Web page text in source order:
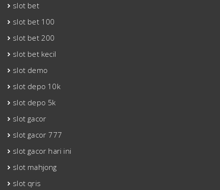
slot bet
slot bet 100
slot bet 200
slot bet kecil
slot demo
slot depo 10k
slot depo 5k
slot gacor
slot gacor 777
slot gacor hari ini
slot mahjong
slot qris